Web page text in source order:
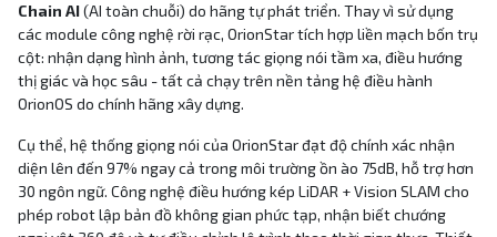
Chain AI(AI toàn chuỗi) do hãng tự phát triển. Thay vì sử dụng
các module công nghệ rời rạc, OrionStar tích hợp liền mạch bốn trụ
cột: nhận dạng hình ảnh, tương tác giọng nói tầm xa, điều hướng
thị giác và học sâu - tất cả chạy trên nền tảng hệ điều hành
OrionOS do chính hãng xây dựng.
Cụ thể, hệ thống giọng nói của OrionStar đạt độ chính xác nhận
diện lên đến 97% ngay cả trong môi trường ồn ào 75dB, hỗ trợ hơn
30 ngôn ngữ. Công nghệ điều hướng kép LiDAR + Vision SLAM cho
phép robot lập bản đồ không gian phức tạp, nhận biết chướng